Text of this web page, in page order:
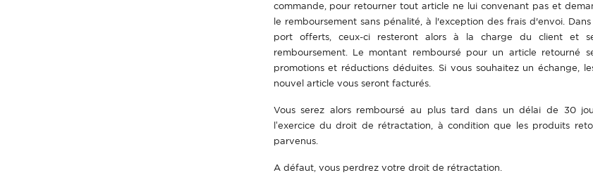
commande, pour retourner tout article ne lui convenant pas et
le remboursement sans pénalité, à l'exception des frais d'envoi.
port offerts, ceux-ci resteront alors à la charge du client et
remboursement. Le montant remboursé pour un article retourné
promotions et réductions déduites. Si vous souhaitez un échange,
nouvel article vous seront facturés.
Vous serez alors remboursé au plus tard dans un délai de 30
l’exercice du droit de rétractation, à condition que les produits
parvenus.
A défaut, vous perdrez votre droit de rétractation.